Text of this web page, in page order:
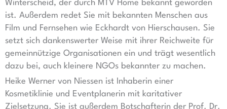
Winterscheid, der durch MTV Home bekannt geworden
ist. Außerdem redet Sie mit bekannten Menschen aus
Film und Fernsehen wie Eckhardt von Hierschausen. Sie
setzt sich dankenswerter Weise mit ihrer Reichweite für
gemeinnützige Organisationen ein und trägt wesentlich
dazu bei, auch kleinere NGOs bekannter zu machen.
Heike Werner von Niessen ist Inhaberin einer
Kosmetiklinie und Eventplanerin mit karitativer
Zielsetzung. Sie ist außerdem Botschafterin der Prof. Dr.